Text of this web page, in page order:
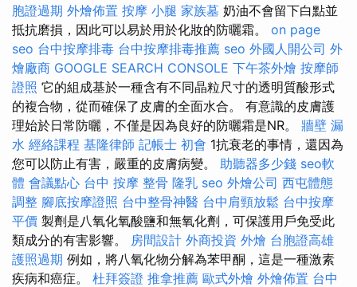
胞證過期 外燴佈置 按摩 小腿 家族墓 奶油不會留下白點並
抵抗磨損，因此可以易於用於化妝的防曬霜。 on page
seo 台中按摩排毒 台中按摩排毒推薦 seo 外國人開公司 外
燴廠商 GOOGLE SEARCH CONSOLE 下午茶外燴 按摩師
證照 它的組成基於一種含有不同晶粒尺寸的透明質酸形式
的複合物，從而確保了皮膚的全面水合。 有意識的皮膚護
理始於日常防曬，不僅是因為良好的防曬霜是NR。 牆壁 漏
水 經絡課程 基隆律師 記帳士 初會 1抗衰老的事情，還因為
您可以防止有害，嚴重的皮膚病變。 助聽器多少錢 seo軟
體 會議點心 台中 按摩 整骨 隆乳 seo 外燴公司 西屯體態
調整 腳底按摩證照 台中整骨神醫 台中肩頸放鬆 台中按摩
平價 製劑是八氧化氧酸鹽和無氧化劑，可保護用戶免受此
類成分的有害影響。 房間設計 外商投資 外燴 台胞證高雄
護照過期 例如，將八氧化物分解為苯甲酮，這是一種激素
疾病和癌症。 杜拜簽證 推拿推薦 歐式外燴 外燴佈置 台中